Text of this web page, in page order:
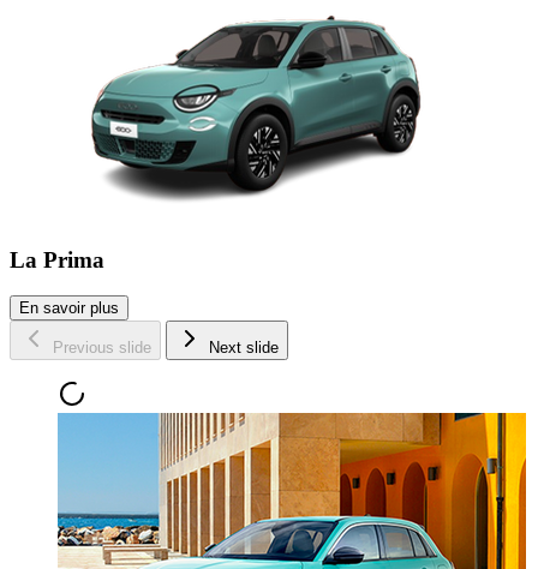
La Prima
En savoir plus
Previous slide Next slide